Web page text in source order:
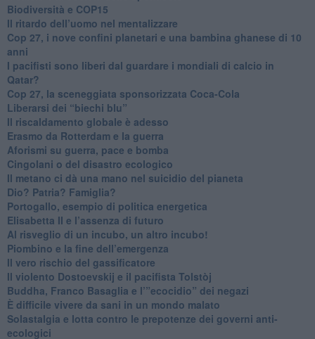
Biodiversità e COP15
​Il ritardo dell’uomo nel mentalizzare
​Cop 27, i nove confini planetari e una bambina ghanese di 10
anni
​I pacifisti sono liberi dal guardare i mondiali di calcio in
Qatar?
​Cop 27, la sceneggiata sponsorizzata Coca-Cola
​Liberarsi dei “biechi blu”
Il riscaldamento globale è adesso
​Erasmo da Rotterdam e la guerra
​Aforismi su guerra, pace e bomba
Cingolani o del disastro ecologico
​Il metano ci dà una mano nel suicidio del pianeta
​Dio? Patria? Famiglia?
Portogallo, esempio di politica energetica
​Elisabetta II e l’assenza di futuro
Al risveglio di un incubo, un altro incubo!
​Piombino e la fine dell’emergenza
​Il vero rischio del gassificatore
​Il violento Dostoevskij e il pacifista Tolstòj
​Buddha, Franco Basaglia e l’”ecocidio” dei negazi
​È difficile vivere da sani in un mondo malato
Solastalgia e lotta contro le prepotenze dei governi anti-
ecologici